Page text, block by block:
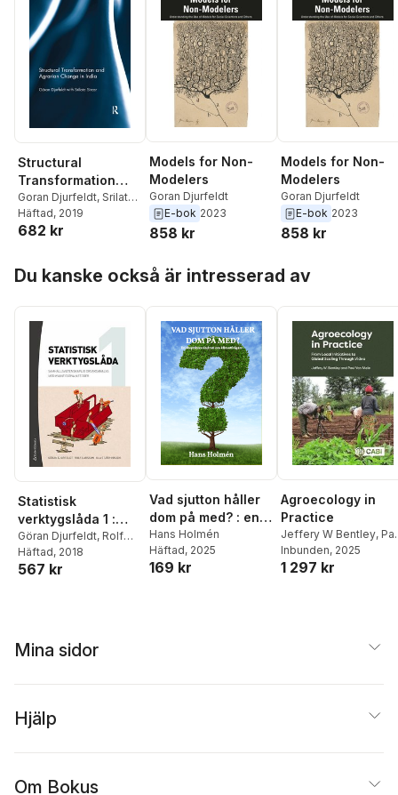
Structural
Transformation
and Agrarian
Change in India
Goran Djurfeldt, Srilata
Sircar
Häftad, 2019
682 kr
Models for Non-
Modelers
Goran Djurfeldt
E-bok 2023
858 kr
Models for Non-
Modelers
Goran Djurfeldt
E-bok 2023
858 kr
Du kanske också är intresserad av
Statistisk
verktygslåda 1 :
samhällsvetenskap
lig orsaksanalys
med kvantitativa
Göran Djurfeldt, Rolf
Larsson ,Ola
Stjärnhagen
Häftad, 2018
567 kr
Vad sjutton håller
dom på med? : en
skeptikers undran
om klimatfrågan
Hans Holmén
Häftad, 2025
169 kr
Agroecology in
Practice
Jeffery W Bentley,
Van Mele
Inbunden, 2025
1 297 kr
Mina sidor
Hjälp
Om Bokus